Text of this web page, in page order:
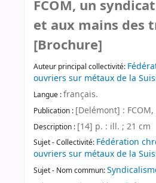
FCOM, un
et aux mains des
[Brochure]
Auteur principal collectivité:
ouvriers sur métaux de la
Langue :français.
Publication : [Delémont] :
Description : [14] p. : ill. ; 21 cm
Sujet - Collectivité: Fédération
ouvriers sur métaux de la
Sujet - Nom commun: